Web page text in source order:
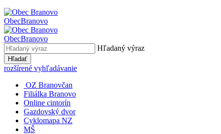
ObecBranovo
ObecBranovo
Hľadaný výraz
Hľadať
rozšírené vyhľadávanie
OZ Branovčan
Filiálka Branovo
Online cintorín
Gazdovský dvor
Cyklomapa NZ
MŠ